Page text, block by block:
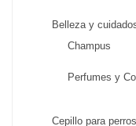
Belleza y
Champus
Perfumes y
Cepillo para